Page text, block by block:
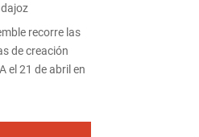
recorre las
de creación
el 21 de abril en